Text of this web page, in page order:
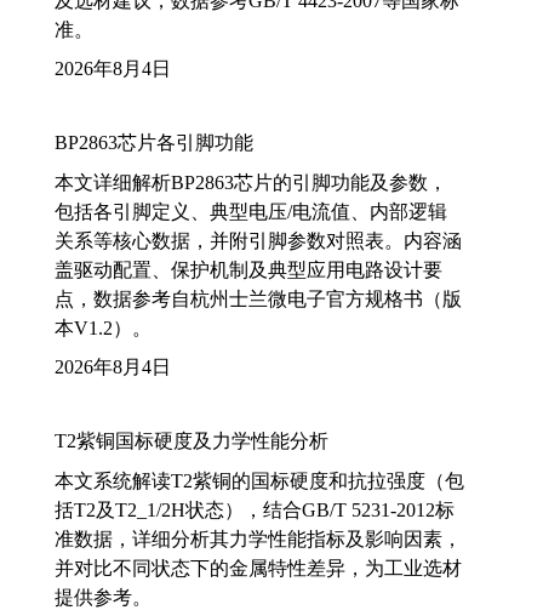
准。
2026年8月4日
BP2863芯片各引脚功能
本文详细解析BP2863芯片的引脚功能及参数，
包括各引脚定义、典型电压/电流值、内部逻辑
关系等核心数据，并附引脚参数对照表。内容涵
盖驱动配置、保护机制及典型应用电路设计要
点，数据参考自杭州士兰微电子官方规格书（版
本V1.2）。
2026年8月4日
T2紫铜国标硬度及力学性能分析
本文系统解读T2紫铜的国标硬度和抗拉强度（包
括T2及T2_1/2H状态），结合GB/T 5231-2012标
准数据，详细分析其力学性能指标及影响因素，
并对比不同状态下的金属特性差异，为工业选材
提供参考。